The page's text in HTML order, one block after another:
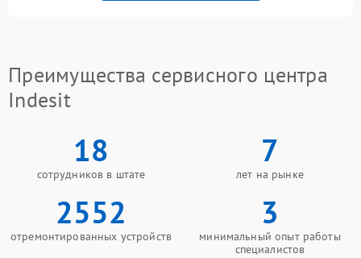
Преимущества сервисного центра
Indesit
18
сотрудников в штате
7
лет на рынке
2552
отремонтированных устройств
3
минимальный опыт работы
специалистов